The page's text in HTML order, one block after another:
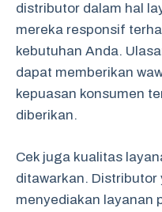
distributor dalam hal
mereka responsif
kebutuhan Anda.
dapat memberikan
kepuasan konsumen
diberikan.
Cek juga kualitas
ditawarkan. Distributor
menyediakan layanan